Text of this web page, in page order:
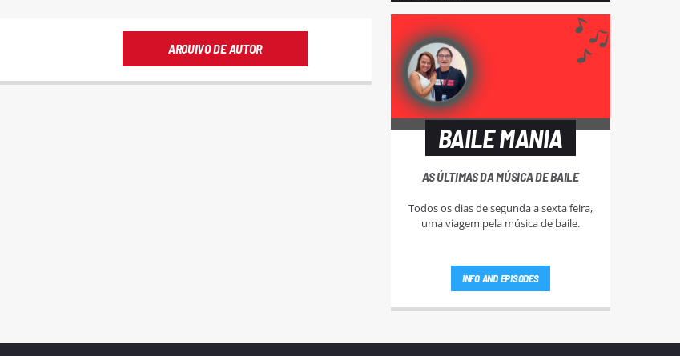
ARQUIVO DE AUTOR
BAILE MANIA
AS ÚLTIMAS DA MÚSICA DE BAILE
Todos os dias de segunda a sexta feira,
uma viagem pela música de baile.
INFO AND EPISODES